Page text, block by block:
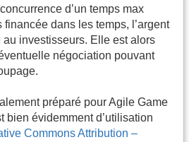
d’un temps max
financée dans les temps, l’argent
investisseurs. Elle est alors
négociation pouvant
préparé pour Agile Game
bien évidemment d’utilisation
Commons Attribution –